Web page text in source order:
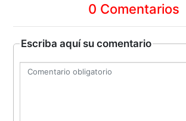
0 Comentarios
Escriba aquí su comentario